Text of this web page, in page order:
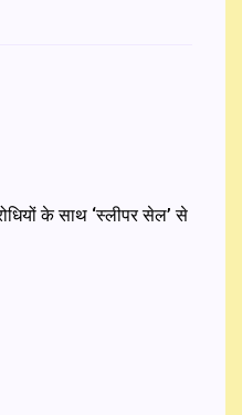
के साथ ‘स्लीपर सेल’ से